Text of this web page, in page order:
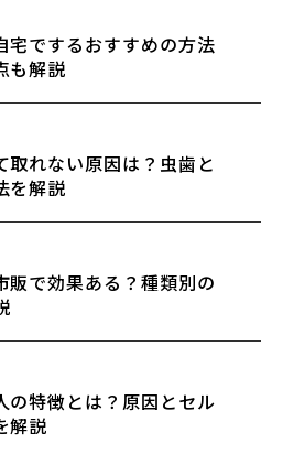
宅でするおすすめの方法
も解説
取れない原因は？虫歯と
を解説
販で効果ある？種類別の
の特徴とは？原因とセル
解説